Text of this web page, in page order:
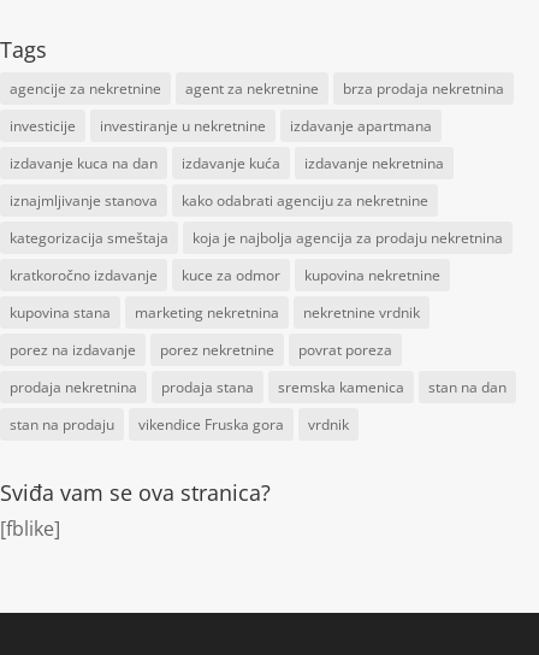
Tags
agencije za nekretnine agent za nekretnine
brza prodaja nekretnina
investicije
investiranje u nekretnine
izdavanje apartmana
izdavanje kuca na dan
izdavanje kuća
izdavanje nekretnina
iznajmljivanje stanova
kako odabrati agenciju za nekretnine
kategorizacija smeštaja
koja je najbolja agencija za prodaju nekretnina
kratkoročno izdavanje
kuce za odmor
kupovina nekretnine
kupovina stana
marketing nekretnina
nekretnine vrdnik
porez na izdavanje
porez nekretnine
povrat poreza
prodaja nekretnina
prodaja stana sremska kamenica
stan na dan
stan na prodaju
vikendice Fruska gora vrdnik
Sviđa vam se ova stranica?
[fblike]